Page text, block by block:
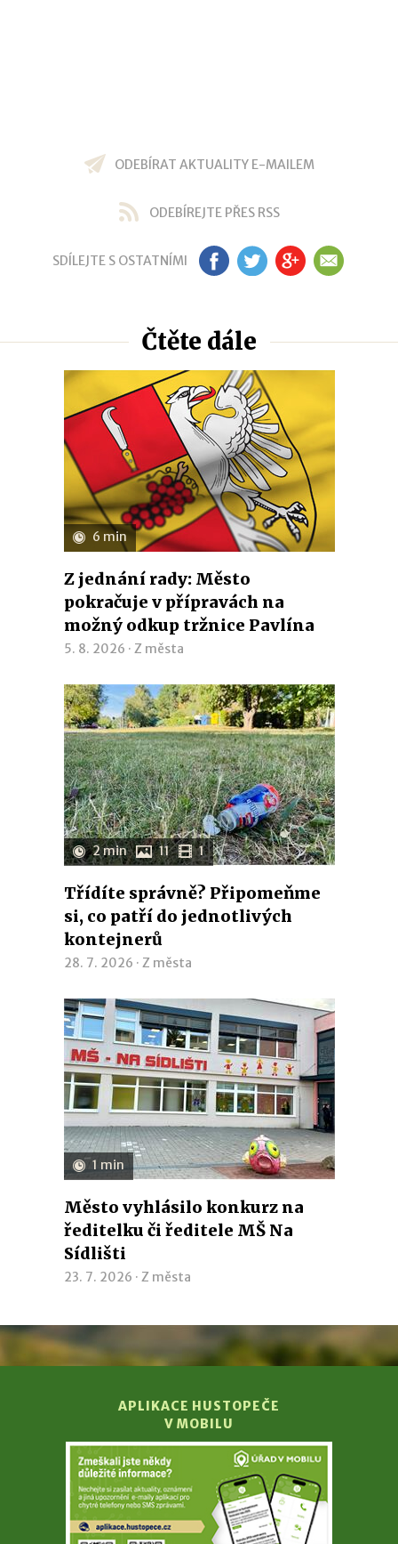
ODEBÍRAT AKTUALITY E-MAILEM
ODEBÍREJTE PŘES RSS
SDÍLEJTE S OSTATNÍMI FB TW GP EM
Čtěte dále
6 min
Z jednání rady: Město
pokračuje v přípravách na
možný odkup tržnice Pavlína
5. 8. 2026 · Z města
2 min 11 1
Třídíte správně? Připomeňme
si, co patří do jednotlivých
kontejnerů
28. 7. 2026 · Z města
1 min
Město vyhlásilo konkurz na
ředitelku či ředitele MŠ Na
Sídlišti
23. 7. 2026 · Z města
APLIKACE HUSTOPEČE
V MOBILU